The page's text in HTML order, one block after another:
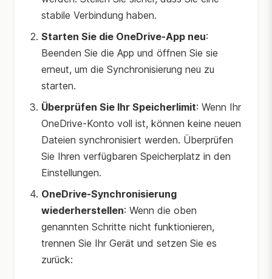
stabile Verbindung haben.
Starten Sie die OneDrive-App neu:
Beenden Sie die App und öffnen Sie sie
erneut, um die Synchronisierung neu zu
starten.
Überprüfen Sie Ihr Speicherlimit: Wenn Ihr
OneDrive-Konto voll ist, können keine neuen
Dateien synchronisiert werden. Überprüfen
Sie Ihren verfügbaren Speicherplatz in den
Einstellungen.
OneDrive-Synchronisierung
wiederherstellen: Wenn die oben
genannten Schritte nicht funktionieren,
trennen Sie Ihr Gerät und setzen Sie es
zurück: